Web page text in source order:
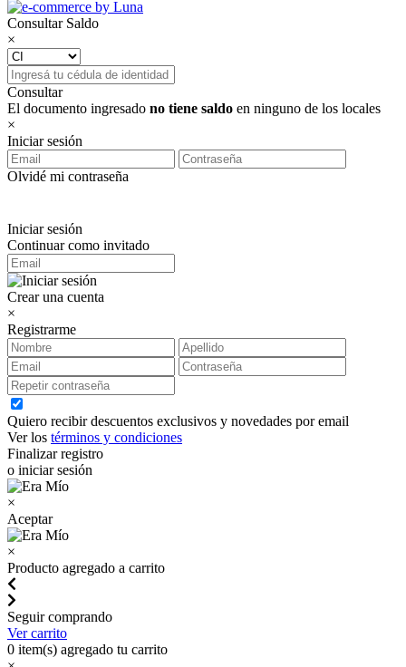
Consultar Saldo
×
Consultar
El documento ingresado no tiene saldo en ninguno de los locales
×
Iniciar sesión
Olvidé mi contraseña
Iniciar sesión
Continuar como invitado
Crear una cuenta
×
Registrarme
Quiero recibir descuentos exclusivos y novedades por email
Ver los términos y condiciones
Finalizar registro
o iniciar sesión
×
Aceptar
×
Producto agregado a carrito
Seguir comprando
Ver carrito
0 item(s) agregado tu carrito